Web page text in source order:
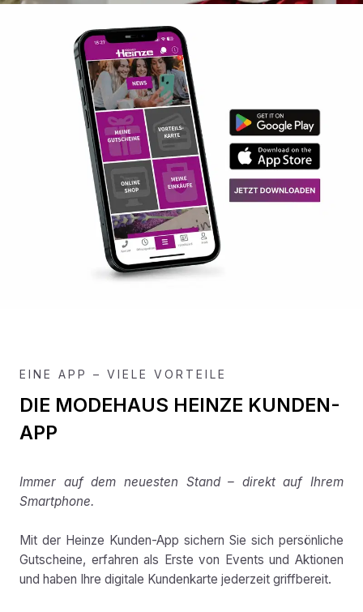
EINE APP – VIELE VORTEILE
DIE MODEHAUS HEINZE KUNDEN-
APP
Immer auf dem neuesten Stand – direkt auf Ihrem
Smartphone.
Mit der Heinze Kunden-App sichern Sie sich persönliche
Gutscheine, erfahren als Erste von Events und Aktionen
und haben Ihre digitale Kundenkarte jederzeit griffbereit.